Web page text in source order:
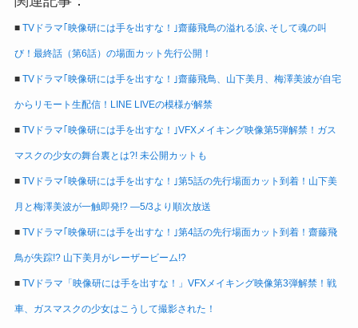
■ TVドラマ｢映像研には手を出すな！｣齋藤飛鳥の溢れる涙､そして魂の叫
び！最終話（第6話）の場面カット先行公開！
■ TVドラマ｢映像研には手を出すな！｣齋藤飛鳥、山下美月、梅澤美波が自宅
からリモート生配信！LINE LIVEの模様が解禁
■ TVドラマ｢映像研には手を出すな！｣VFXメイキング映像第5弾解禁！ガス
マスクの少女の舞台裏とは?! 未公開カットも
■ TVドラマ｢映像研には手を出すな！｣第5話の先行場面カット到着！山下美
月と梅澤美波が一触即発!? ―5/3より順次放送
■ TVドラマ｢映像研には手を出すな！｣第4話の先行場面カット到着！齋藤飛
鳥が失踪!? 山下美月がレーザービーム!?
■ TVドラマ「映像研には手を出すな！」VFXメイキング映像第3弾解禁！戦
車、ガスマスクの少女はこうして撮影された！